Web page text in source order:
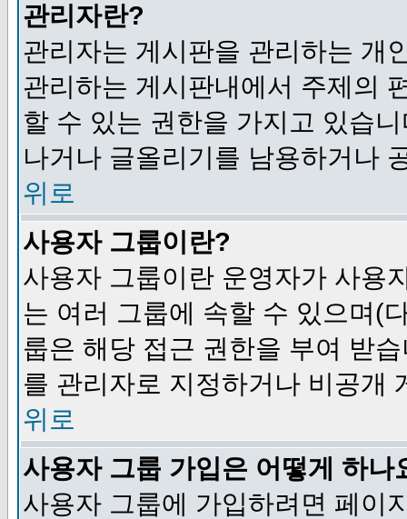
관리자란?
관리자는 게시판을 관리하는 개
관리하는 게시판내에서 주제의
할 수 있는 권한을 가지고 있습
나거나 글올리기를 남용하거나
위로
사용자 그룹이란?
사용자 그룹이란 운영자가 사용
는 여러 그룹에 속할 수 있으며(
룹은 해당 접근 권한을 부여 받
를 관리자로 지정하거나 비공개
위로
사용자 그룹 가입은 어떻게 하나
사용자 그룹에 가입하려면 페이